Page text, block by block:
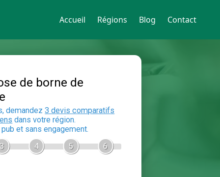
Accueil Régions Blog Contact
recharge
En 5 minutes, demandez
auxelectriciensdans votre région.
Gratuit, sans pub et sans engagement.